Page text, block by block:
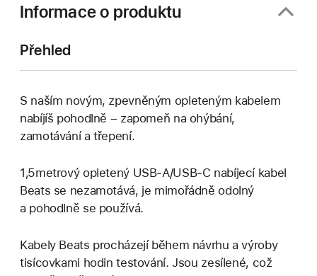
Informace o produktu
Přehled
S naším novým, zpevněným opleteným kabelem
nabíjíš pohodlně – zapomeň na ohýbání,
zamotávání a třepení.
1,5metrový opletený USB‑A/USB‑C nabíjecí kabel
Beats se nezamotává, je mimořádně odolný
a pohodlně se používá.
Kabely Beats procházejí během návrhu a výroby
tisícovkami hodin testování. Jsou zesílené, což